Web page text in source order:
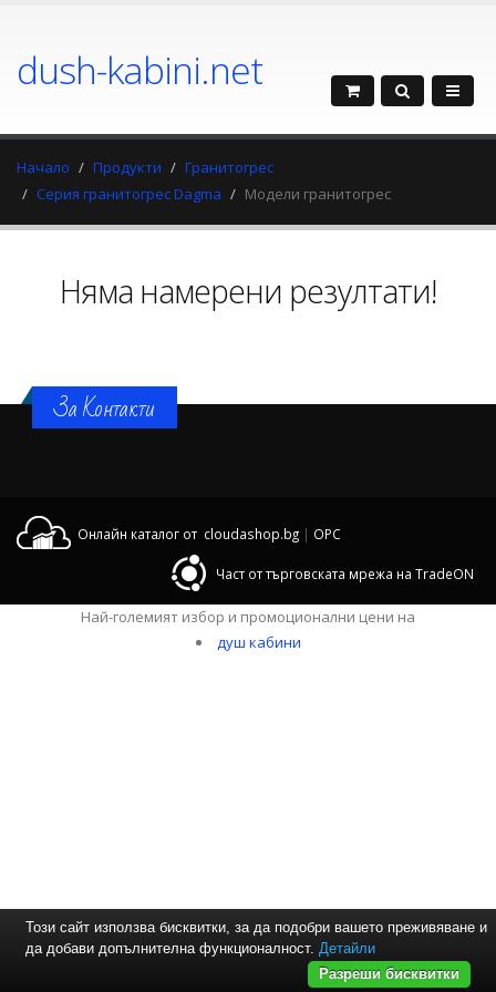
dush-kabini.net
Начало Продукти
Гранитогрес
Серия гранитогрес Dagma
Модели гранитогрес
Няма намерени резултати!
За Контакти
Онлайн каталог от cloudashop.bg | OPC
Част от търговската мрежа на TradeON
Най-големият избор и промоционални цени на
душ кабини
Този сайт използва бисквитки, за да подобри вашето преживяване и
да добави допълнителна функционалност. Детайли
Разреши бисквитки